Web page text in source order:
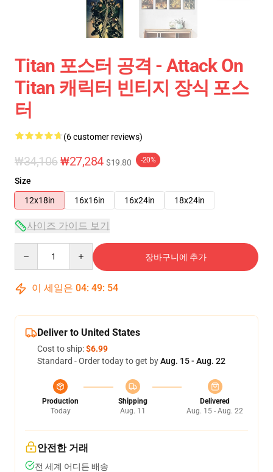
Titan 포스터 공격 - Attack On
Titan 캐릭터 빈티지 장식 포스
터
(6 customer reviews)
₩34,106₩27,284 $19.80 -20%
Size
12x18in
16x16in 16x24in 18x24in
사이즈 가이드 보기
장바구니에 추가
이 세일은 04: 49: 54
Deliver to United States
Cost to ship:$6.99
Standard - Order today to get byAug. 15 - Aug. 22
Production
Today
Shipping
Aug. 11
Delivered
Aug. 15 - Aug. 22
안전한 거래
전 세계 어디든 배송